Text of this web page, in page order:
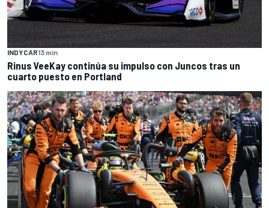
INDYCAR13 min
Rinus VeeKay continúa su impulso con Juncos tras un
cuarto puesto en Portland